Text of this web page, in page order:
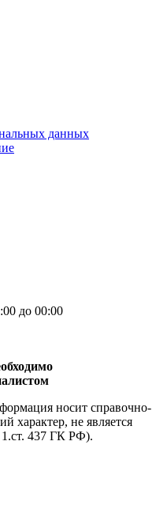
данных
до 00:00
носит справочно-
характер, не является
437 ГК РФ).